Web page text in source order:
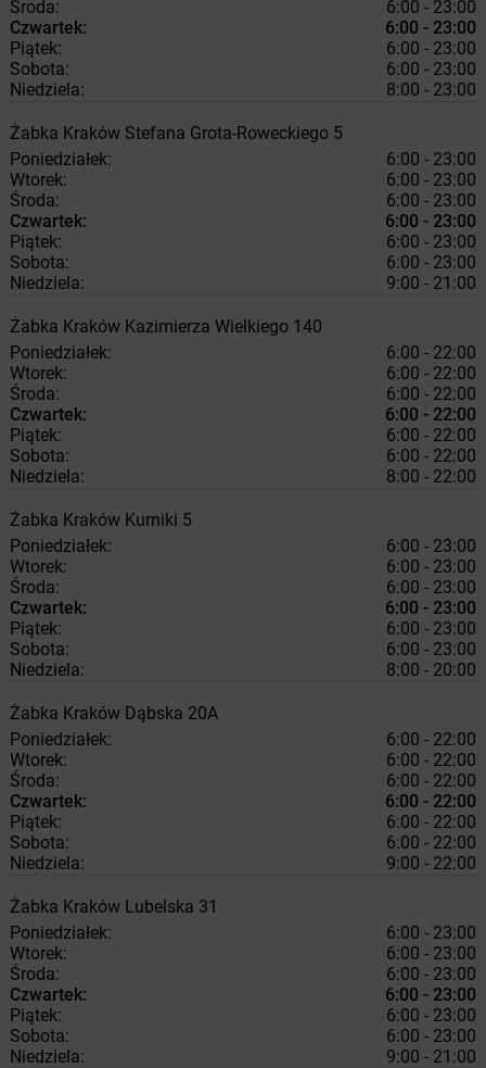
Środa:
6:00 - 23:00
Czwartek:
6:00 - 23:00
Piątek:
6:00 - 23:00
Sobota:
6:00 - 23:00
Niedziela:
8:00 - 23:00
Żabka Kraków Stefana Grota-Roweckiego 5
Poniedziałek:
6:00 - 23:00
Wtorek:
6:00 - 23:00
Środa:
6:00 - 23:00
Czwartek:
6:00 - 23:00
Piątek:
6:00 - 23:00
Sobota:
6:00 - 23:00
Niedziela:
9:00 - 21:00
Żabka Kraków Kazimierza Wielkiego 140
Poniedziałek:
6:00 - 22:00
Wtorek:
6:00 - 22:00
Środa:
6:00 - 22:00
Czwartek:
6:00 - 22:00
Piątek:
6:00 - 22:00
Sobota:
6:00 - 22:00
Niedziela:
8:00 - 22:00
Żabka Kraków Kurniki 5
Poniedziałek:
6:00 - 23:00
Wtorek:
6:00 - 23:00
Środa:
6:00 - 23:00
Czwartek:
6:00 - 23:00
Piątek:
6:00 - 23:00
Sobota:
6:00 - 23:00
Niedziela:
8:00 - 20:00
Żabka Kraków Dąbska 20A
Poniedziałek:
6:00 - 22:00
Wtorek:
6:00 - 22:00
Środa:
6:00 - 22:00
Czwartek:
6:00 - 22:00
Piątek:
6:00 - 22:00
Sobota:
6:00 - 22:00
Niedziela:
9:00 - 22:00
Żabka Kraków Lubelska 31
Poniedziałek:
6:00 - 23:00
Wtorek:
6:00 - 23:00
Środa:
6:00 - 23:00
Czwartek:
6:00 - 23:00
Piątek:
6:00 - 23:00
Sobota:
6:00 - 23:00
Niedziela:
9:00 - 21:00